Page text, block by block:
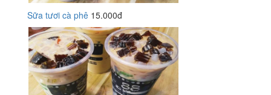
Sữa tươi cà phê 15.000đ